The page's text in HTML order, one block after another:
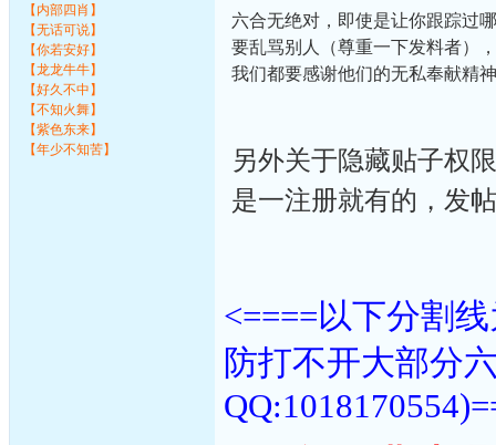
【内部四肖】
【无话可说】
【你若安好】
【龙龙牛牛】
【好久不中】
【不知火舞】
【紫色东来】
【年少不知苦】
六合无绝对，即使是让你跟踪过
要乱骂别人（尊重一下发料者）
我们都要感谢他们的无私奉献精
另外关于隐藏贴子权
是一注册就有的，发
<====以下分割
防打不开大部分